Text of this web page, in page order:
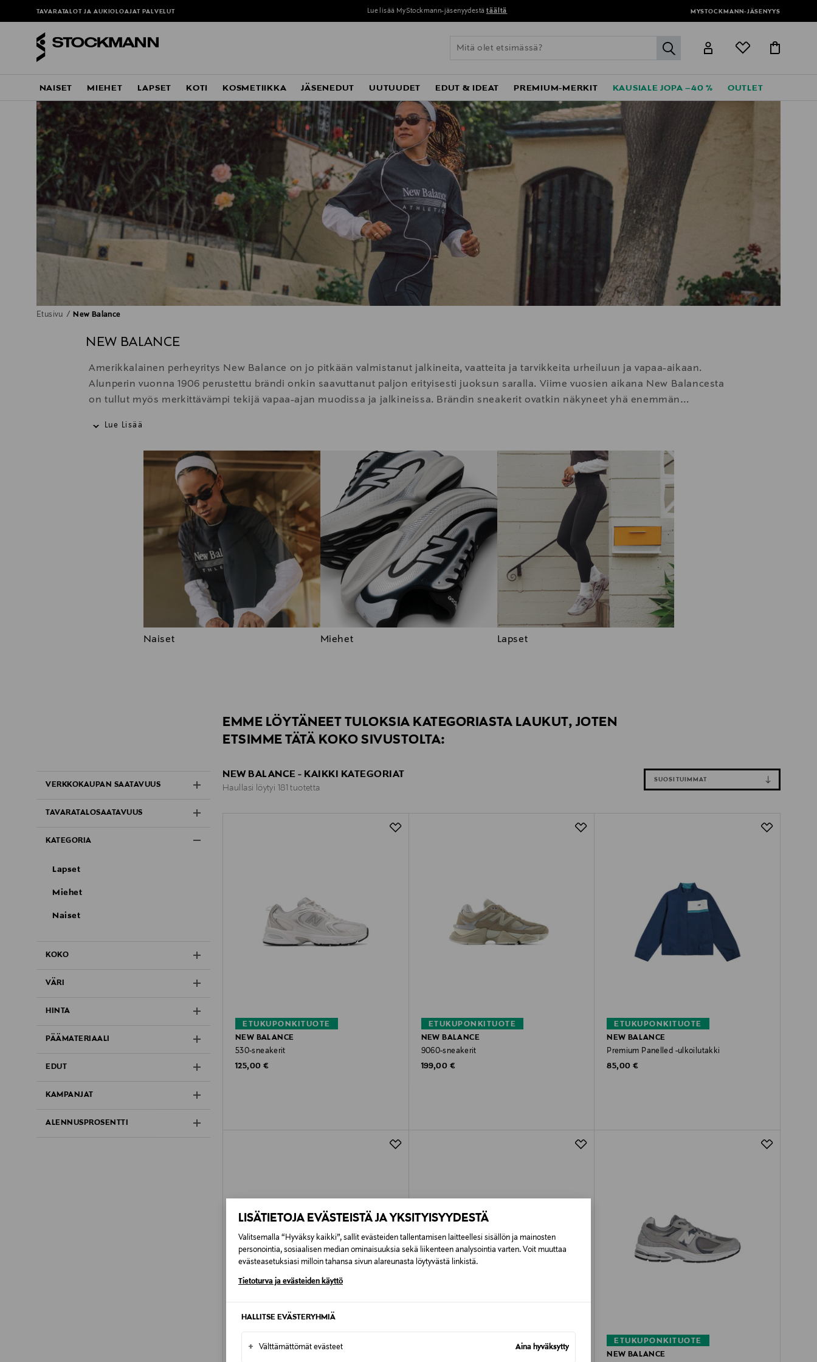
LISÄTIETOJA EVÄSTEISTÄ JA YKSITYISYYDESTÄ
Valitsemalla “Hyväksy kaikki”, sallit evästeiden tallentamisen laitteellesi sisällön ja mainosten
personointia, sosiaalisen median ominaisuuksia sekä liikenteen analysointia varten. Voit muuttaa
evästeasetuksiasi milloin tahansa sivun alareunasta löytyvästä linkistä.
Tietoturva ja evästeiden käyttö
HALLITSE EVÄSTERYHMIÄ
+ Välttämättömät evästeet Aina hyväksytty
TAVARATALOT JA AUKIOLOAJAT PALVELUT Lue lisää MyStockmann-jäsenyydestä täältä MYSTOCKMANN-JÄSENYYS
label.header.go
NAISET MIEHET LAPSET KOTI KOSMETIIKKA JÄSENEDUT UUTUUDET EDUT & IDEAT PREMIUM-MERKIT KAUSIALE JOPA –40 % OUTLET
Etusivu New Balance
NEW BALANCE
Amerikkalainen perheyritys New Balance on jo pitkään valmistanut jalkineita, vaatteita ja tarvikkeita urheiluun ja vapaa-aikaan.
Alunperin vuonna 1906 perustettu brändi onkin saavuttanut paljon erityisesti juoksun saralla. Viime vuosien aikana New Balancesta
on tullut myös merkittävämpi tekijä vapaa-ajan muodissa ja jalkineissa. Brändin sneakerit ovatkin näkyneet yhä enemmän
jalkineen tärkeimmät ominaisuudet – tyyli, mukavuus ja laatu.
Lue Lisää
Naiset Miehet Lapset
VERKKOKAUPAN SAATAVUUS
TAVARATALOSAATAVUUS
KATEGORIA
Lapset
Miehet
Naiset
KOKO
VÄRI
HINTA
PÄÄMATERIAALI
EDUT
KAMPANJAT
ALENNUSPROSENTTI
EMME LÖYTÄNEET TULOKSIA KATEGORIASTA LAUKUT, JOTEN
ETSIMME TÄTÄ KOKO SIVUSTOLTA:
NEW BALANCE - KAIKKI KATEGORIAT
Haullasi löytyi 181 tuotetta
SUOSITUIMMAT
ETUKUPONKITUOTE
NEW BALANCE
530-sneakerit
Original Price
125,00 €
ETUKUPONKITUOTE
NEW BALANCE
9060-sneakerit
Original Price
199,00 €
ETUKUPONKITUOTE
NEW BALANCE
Premium Panelled -ulkoilutakki
Original Price
85,00 €
ETUKUPONKITUOTE
ETUKUPONKITUOTE
NEW BALANCE